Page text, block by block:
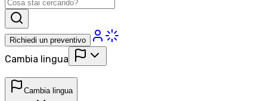
Richiedi un preventivo
Cambia lingua
Cambia lingua